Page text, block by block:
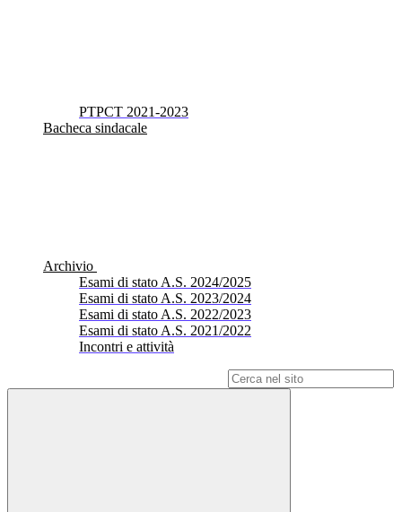
PTPCT 2021-2023
Bacheca sindacale
Archivio
Esami di stato A.S. 2024/2025
Esami di stato A.S. 2023/2024
Esami di stato A.S. 2022/2023
Esami di stato A.S. 2021/2022
Incontri e attività